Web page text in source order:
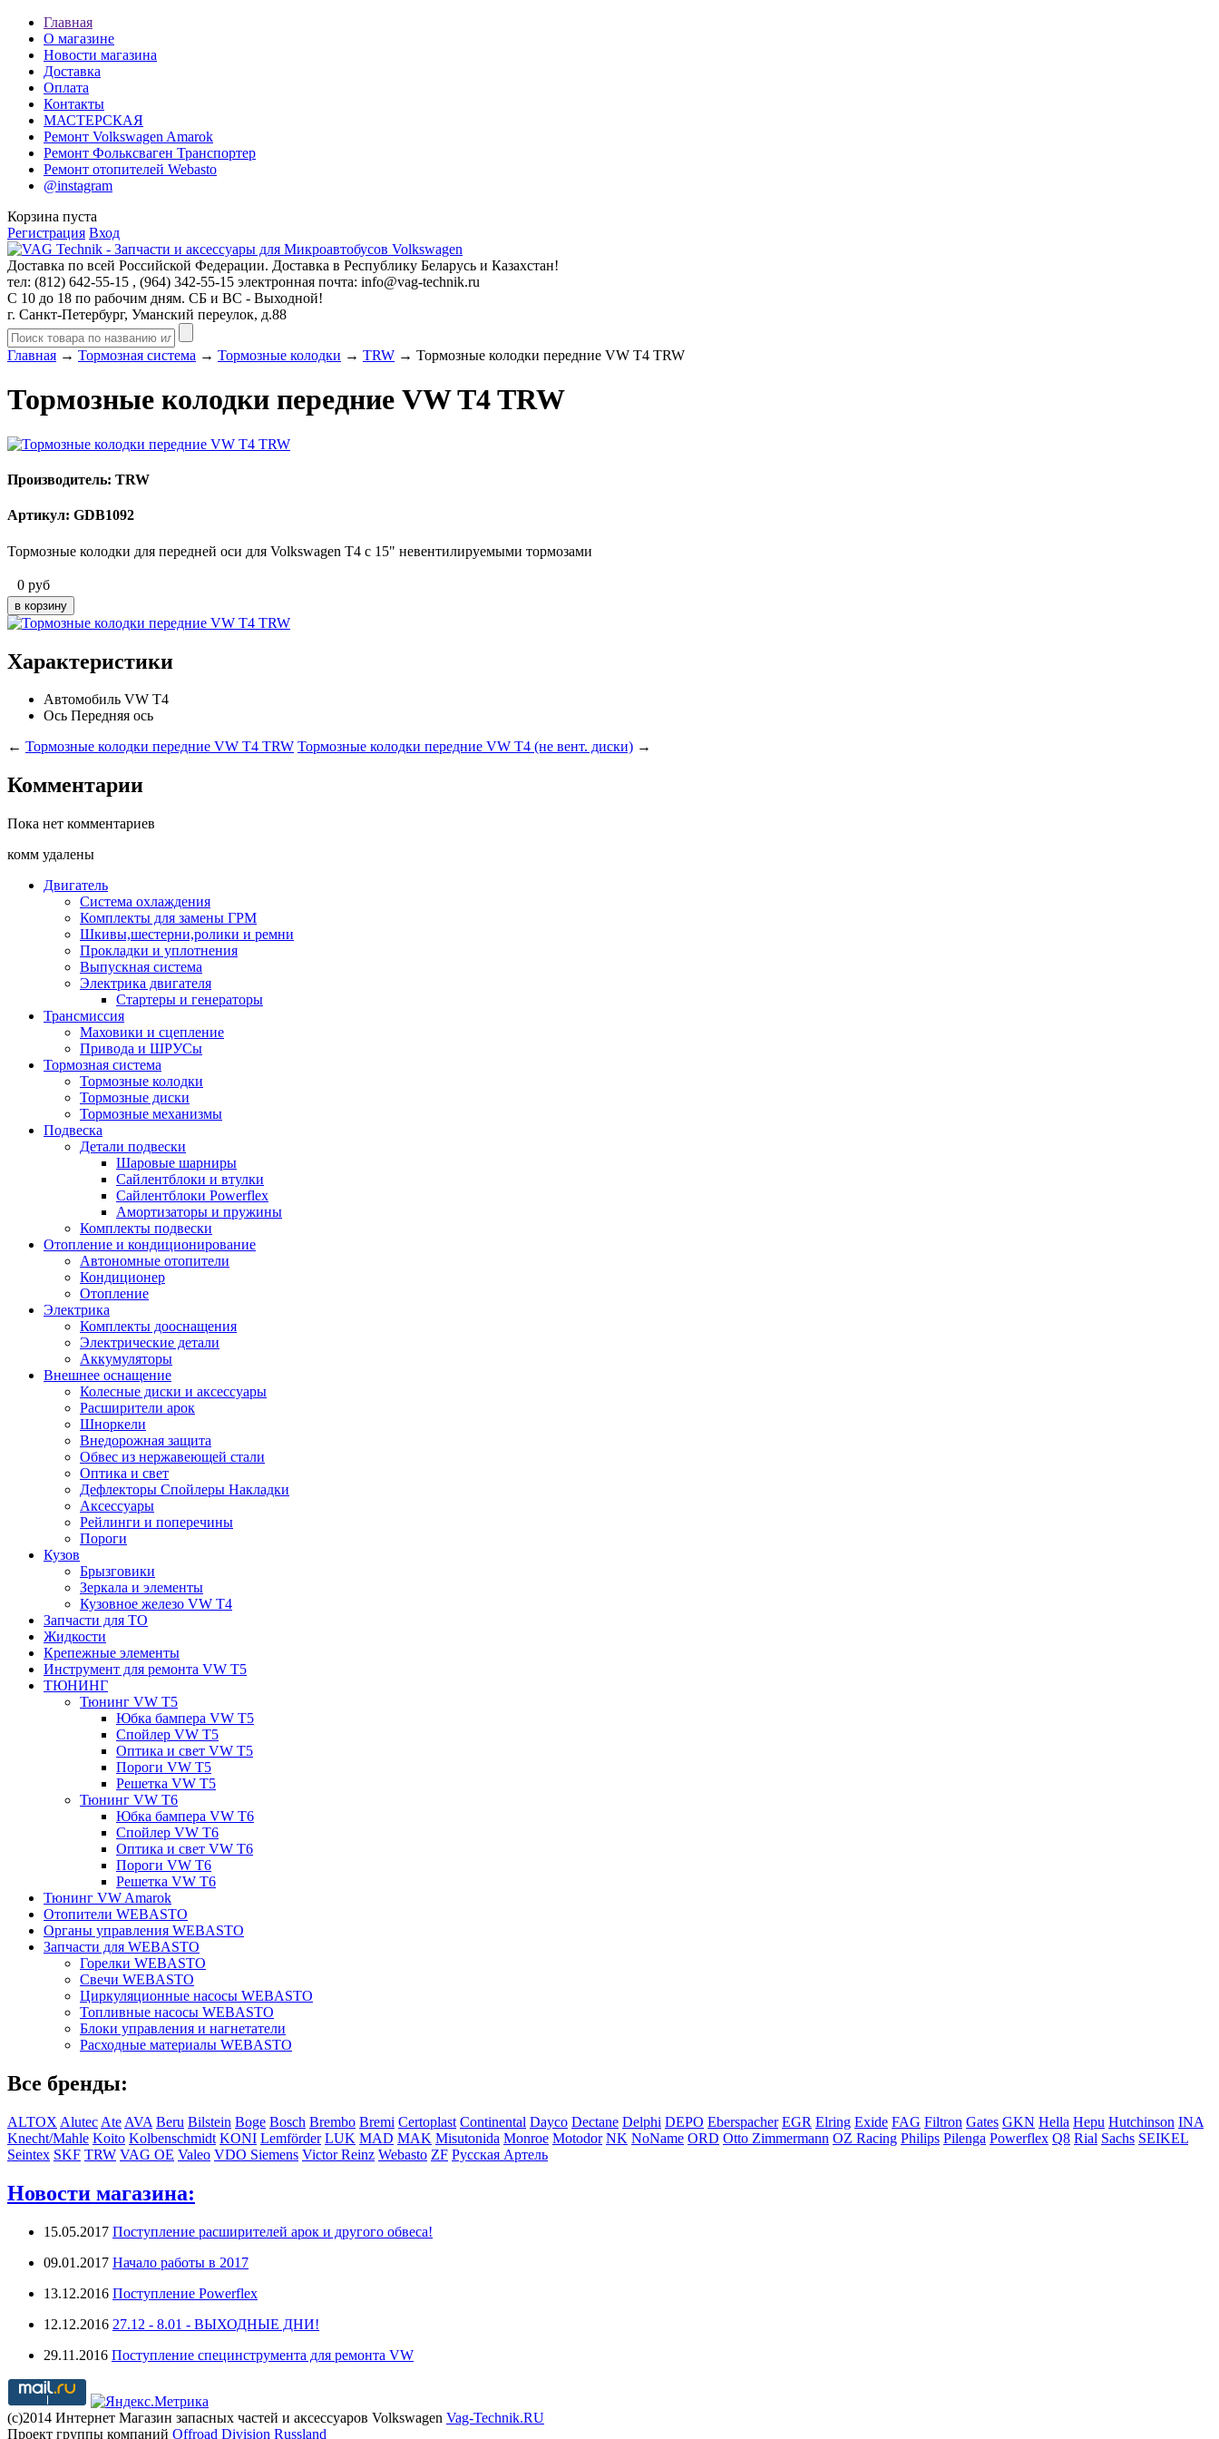
Главная
О магазине
Новости магазина
Доставка
Оплата
Контакты
МАСТЕРСКАЯ
Ремонт Volkswagen Amarok
Ремонт Фольксваген Транспортер
Ремонт отопителей Webasto
@instagram
Корзина пуста
Регистрация Вход
Доставка по всей Российской Федерации. Доставка в Республику Беларусь и Казахстан!
тел: (812) 642-55-15 , (964) 342-55-15 электронная почта: info@vag-technik.ru
С 10 до 18 по рабочим дням. СБ и ВС - Выходной!
г. Санкт-Петербург, Уманский переулок, д.88
Главная → Тормозная система → Тормозные колодки → TRW → Тормозные колодки передние VW T4 TRW
Тормозные колодки передние VW T4 TRW
Производитель: TRW
Артикул: GDB1092
Тормозные колодки для передней оси для Volkswagen T4 с 15" невентилируемыми тормозами
0 руб
Характеристики
Автомобиль VW T4
Ось Передняя ось
← Тормозные колодки передние VW T4 TRW Тормозные колодки передние VW T4 (не вент. диски) →
Комментарии
Пока нет комментариев
комм удалены
Двигатель
Система охлаждения
Комплекты для замены ГРМ
Шкивы,шестерни,ролики и ремни
Прокладки и уплотнения
Выпускная система
Электрика двигателя
Стартеры и генераторы
Трансмиссия
Маховики и сцепление
Привода и ШРУСы
Тормозная система
Тормозные колодки
Тормозные диски
Тормозные механизмы
Подвеска
Детали подвески
Шаровые шарниры
Сайлентблоки и втулки
Сайлентблоки Powerflex
Амортизаторы и пружины
Комплекты подвески
Отопление и кондиционирование
Автономные отопители
Кондиционер
Отопление
Электрика
Комплекты дооснащения
Электрические детали
Аккумуляторы
Внешнее оснащение
Колесные диски и аксессуары
Расширители арок
Шноркели
Внедорожная защита
Обвес из нержавеющей стали
Оптика и свет
Дефлекторы Спойлеры Накладки
Аксессуары
Рейлинги и поперечины
Пороги
Кузов
Брызговики
Зеркала и элементы
Кузовное железо VW T4
Запчасти для ТО
Жидкости
Крепежные элементы
Инструмент для ремонта VW T5
ТЮНИНГ
Тюнинг VW T5
Юбка бампера VW T5
Спойлер VW T5
Оптика и свет VW T5
Пороги VW T5
Решетка VW T5
Тюнинг VW T6
Юбка бампера VW T6
Спойлер VW T6
Оптика и свет VW T6
Пороги VW T6
Решетка VW T6
Тюнинг VW Amarok
Отопители WEBASTO
Органы управления WEBASTO
Запчасти для WEBASTO
Горелки WEBASTO
Свечи WEBASTO
Циркуляционные насосы WEBASTO
Топливные насосы WEBASTO
Блоки управления и нагнетатели
Расходные материалы WEBASTO
Все бренды:
ALTOX Alutec Ate AVA Beru Bilstein Boge Bosch Brembo Bremi Certoplast Continental Dayco Dectane Delphi DEPO Eberspacher EGR Elring Exide FAG Filtron Gates GKN Hella Hepu Hutchinson INA
Knecht/Mahle Koito Kolbenschmidt KONI Lemförder LUK MAD MAK Misutonida Monroe Motodor NK NoName ORD Otto Zimmermann OZ Racing Philips Pilenga Powerflex Q8 Rial Sachs SEIKEL
Seintex SKF TRW VAG OE Valeo VDO Siemens Victor Reinz Webasto ZF Русская Артель
Новости магазина:
15.05.2017 Поступление расширителей арок и другого обвеса!
09.01.2017 Начало работы в 2017
13.12.2016 Поступление Powerflex
12.12.2016 27.12 - 8.01 - ВЫХОДНЫЕ ДНИ!
29.11.2016 Поступление специнструмента для ремонта VW
(с)2014 Интернет Магазин запасных частей и аксессуаров Volkswagen Vag-Technik.RU
Проект группы компаний Offroad Division Russland